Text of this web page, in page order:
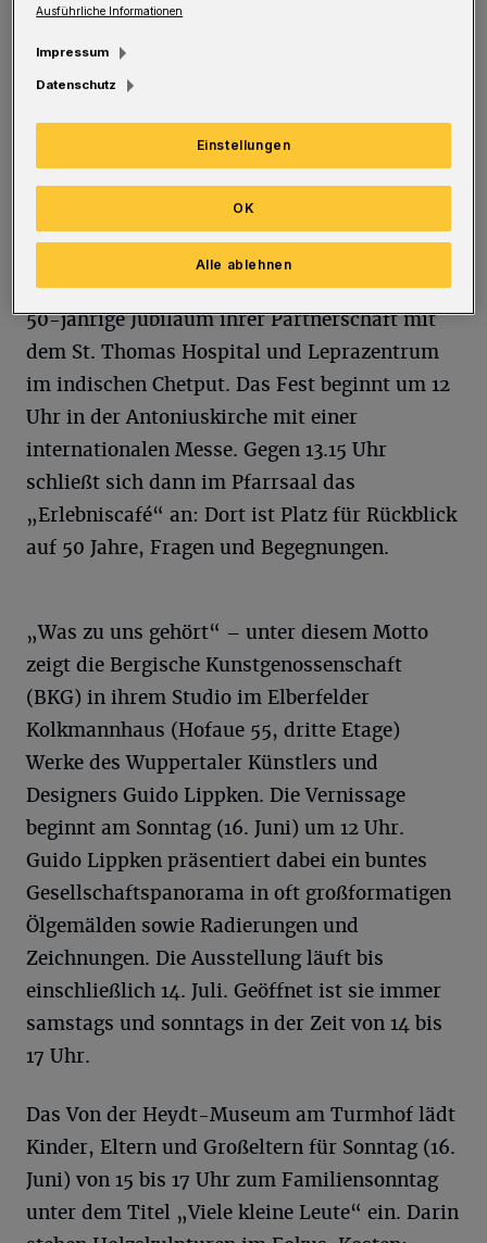
Hennern vom Förderverein des Botanischen
Gartens in die Welt der Fleisch fressenden
Pflanzen. Der Experte stellt Sonnentau-Arten
und Fangmechanismen vor. Start ist um 11 Uhr
neben dem Elisenturm.
Die katholische Kirchengemeinde St. Antonius
am Alten Markt feiert Sonntag (16. Juni) das
50-jährige Jubiläum ihrer Partnerschaft mit
dem St. Thomas Hospital und Leprazentrum
im indischen Chetput. Das Fest beginnt um 12
Uhr in der Antoniuskirche mit einer
internationalen Messe. Gegen 13.15 Uhr
schließt sich dann im Pfarrsaal das
„Erlebniscafé“ an: Dort ist Platz für Rückblick
auf 50 Jahre, Fragen und Begegnungen.
„Was zu uns gehört“ – unter diesem Motto
zeigt die Bergische Kunstgenossenschaft
(BKG) in ihrem Studio im Elberfelder
Kolkmannhaus (Hofaue 55, dritte Etage)
Werke des Wuppertaler Künstlers und
Designers Guido Lippken. Die Vernissage
beginnt am Sonntag (16. Juni) um 12 Uhr.
Guido Lippken präsentiert dabei ein buntes
Gesellschaftspanorama in oft großformatigen
Ölgemälden sowie Radierungen und
Zeichnungen. Die Ausstellung läuft bis
einschließlich 14. Juli. Geöffnet ist sie immer
samstags und sonntags in der Zeit von 14 bis
17 Uhr.
Das Von der Heydt-Museum am Turmhof lädt
Kinder, Eltern und Großeltern für Sonntag (16.
Juni) von 15 bis 17 Uhr zum Familiensonntag
unter dem Titel „Viele kleine Leute“ ein. Darin
Ausführliche Informationen
Impressum
Datenschutz
Einstellungen
Alle ablehnen
OK